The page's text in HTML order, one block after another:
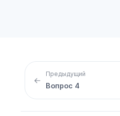
Предыдущий
Вопрос 4